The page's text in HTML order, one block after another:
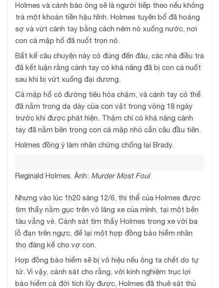
Holmes và cảnh báo ông sẽ là người tiếp theo nếu không
trả một khoản tiền hậu hĩnh. Holmes tuyên bố đã hoảng
sợ và vứt cánh tay bằng cách ném nó xuống nước, nơi
con cá mập hổ đã nuốt trọn nó.
Bất kể câu chuyện này có đúng đến đâu, các nhà điều tra
đã kết luận rằng cánh tay có khả năng đã bị con cá nuốt
sau khi bị vứt xuống đại dương.
Cá mập hổ có đường tiêu hóa chậm, và cánh tay có thể
đã nằm trong dạ dày của con vật trong vòng 18 ngày
trước khi được phát hiện. Thậm chí có khả năng cánh
tay đã nằm bên trong con cá mập nhỏ cắn câu đầu tiên.
Holmes đồng ý làm nhân chứng chống lại Brady.
Reginald Holmes. Ảnh: Murder Most Foul
Nhưng vào lúc 1h20 sáng 12/6, thi thể của Holmes được
tìm thấy nằm gục trên vô lăng xe của mình, tại một bến
tàu vắng vẻ. Cảnh sát tìm thấy Holmes trong xe với ba
lỗ đạn trên ngực, để lại một hợp đồng bảo hiểm nhân
thọ đáng kể cho vợ con.
Hợp đồng bảo hiểm sẽ bị vô hiệu nếu ông ta chết do tự
tử. Vì vậy, cảnh sát cho rằng, với kinh nghiệm trục lợi
bảo hiểm cả đời tích lũy được, Holmes đã thuê sát thủ